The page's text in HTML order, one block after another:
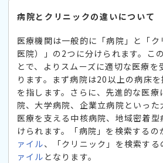
病院とクリニックの違いについて
医療機関は一般的に「病院」と「ク
医院）」の2つに分けられます。こ
とで、よりスムーズに適切な医療を
ります。まず病院は20以上の病床
を指します。さらに、先進的な医療
院、大学病院、企業立病院といっ
医療を支える中核病院、地域密着
けられます。「病院」を検索するの
ァイル、「クリニック」を検索する
ァイル となります。